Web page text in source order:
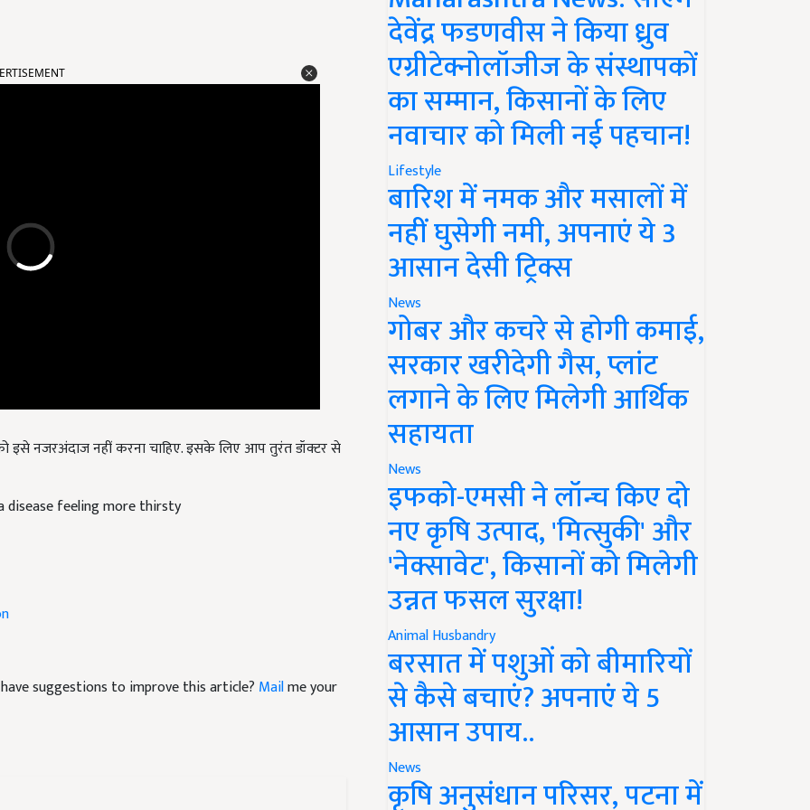
देवेंद्र फडणवीस ने किया ध्रुव
एग्रीटेक्नोलॉजीज के संस्थापकों
का सम्मान, किसानों के लिए
नवाचार को मिली नई पहचान!
Lifestyle
बारिश में नमक और मसालों में
नहीं घुसेगी नमी, अपनाएं ये 3
आसान देसी ट्रिक्स
News
गोबर और कचरे से होगी कमाई,
सरकार खरीदेगी गैस, प्लांट
लगाने के लिए मिलेगी आर्थिक
सहायता
News
इफको-एमसी ने लॉन्च किए दो
नए कृषि उत्पाद, 'मित्सुकी' और
'नेक्सावेट', किसानों को मिलेगी
उन्नत फसल सुरक्षा!
Animal Husbandry
बरसात में पशुओं को बीमारियों
से कैसे बचाएं? अपनाएं ये 5
आसान उपाय..
News
कृषि अनुसंधान परिसर, पटना में